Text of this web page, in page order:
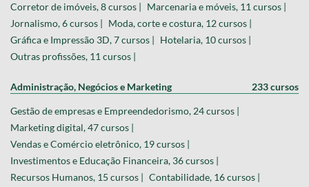
Corretor de imóveis, 8 cursos | Marcenaria e móveis, 11 cursos |
Jornalismo, 6 cursos | Moda, corte e costura, 12 cursos |
Gráfica e Impressão 3D, 7 cursos | Hotelaria, 10 cursos |
Outras profissões, 11 cursos |
Administração, Negócios e Marketing 233 cursos
Gestão de empresas e Empreendedorismo, 24 cursos |
Marketing digital, 47 cursos |
Vendas e Comércio eletrônico, 19 cursos |
Investimentos e Educação Financeira, 36 cursos |
Recursos Humanos, 15 cursos | Contabilidade, 16 cursos |